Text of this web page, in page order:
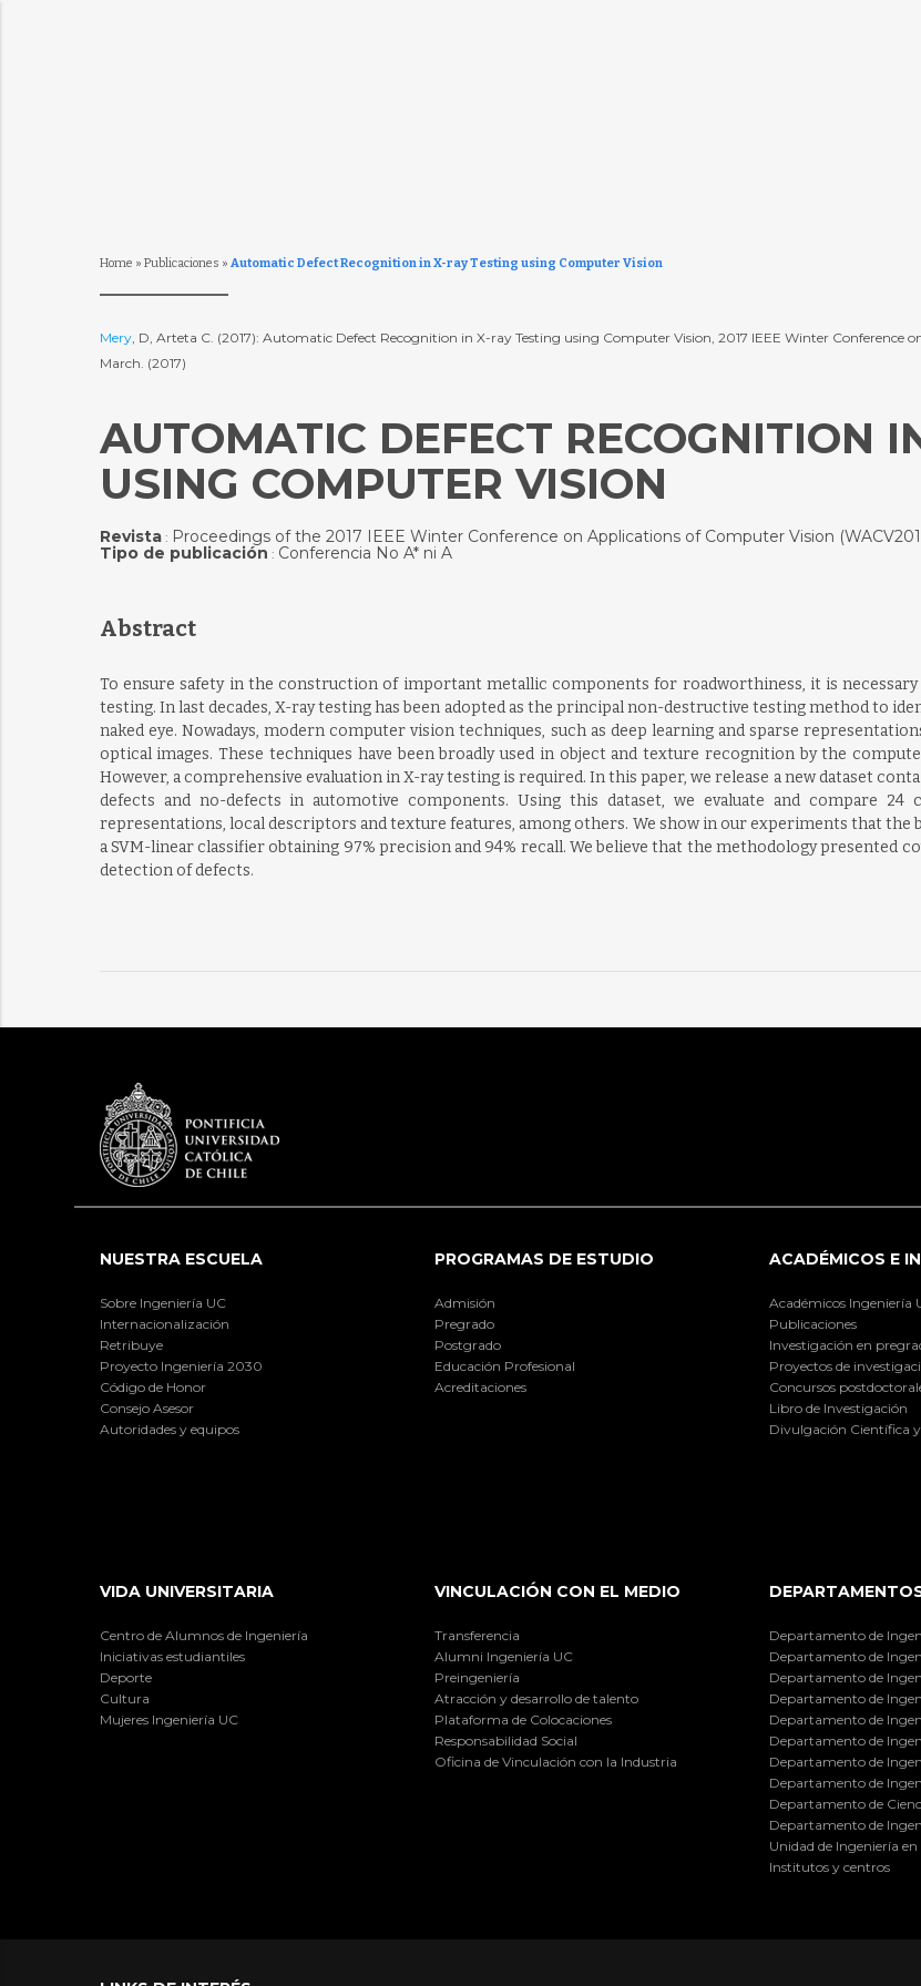
Home » Publicaciones » Automatic Defect Recognition in X-ray Testing using Computer Vision
Mery, D, Arteta C. (2017): Automatic Defect Recognition in X-ray Testing using Computer Vision, 2017 IEEE Winter Conference
March. (2017)
AUTOMATIC DEFECT RECOGNITION
USING COMPUTER VISION
Revista: Proceedings of the 2017 IEEE Winter Conference on Applications of Computer Vision
Tipo de publicación : Conferencia No A* ni A
Abstract
To ensure safety in the construction of important metallic components for roadworthiness, it is
testing. In last decades, X-ray testing has been adopted as the principal non-destructive testing method to
naked eye. Nowadays, modern computer vision techniques, such as deep learning and sparse
optical images. These techniques have been broadly used in object and texture recognition by the
However, a comprehensive evaluation in X-ray testing is required. In this paper, we release a new dataset
defects and no-defects in automotive components. Using this dataset, we evaluate and compare 24
representations, local descriptors and texture features, among others. We show in our experiments that the
a SVM-linear classifier obtaining 97% precision and 94% recall. We believe that the methodology presented
detection of defects.
NUESTRA ESCUELA
Sobre Ingeniería UC
Internacionalización
Retribuye
Proyecto Ingeniería 2030
Código de Honor
Consejo Asesor
Autoridades y equipos
PROGRAMAS DE ESTUDIO
Admisión
Pregrado
Postgrado
Educación Profesional
Acreditaciones
ACADÉMICOS E
Académicos Ingeniería
Publicaciones
Investigación en
Proyectos de
Concursos
Libro de Investigación
Divulgación Científica
VIDA UNIVERSITARIA
Centro de Alumnos de Ingeniería
Iniciativas estudiantiles
Deporte
Cultura
Mujeres Ingeniería UC
VINCULACIÓN CON EL MEDIO
Transferencia
Alumni Ingeniería UC
Preingeniería
Atracción y desarrollo de talento
Plataforma de Colocaciones
Responsabilidad Social
Oficina de Vinculación con la Industria
Departamento de
Departamento de
Departamento de
Departamento de
Departamento de
Departamento de
Departamento de
Departamento de
Departamento de
Departamento de
Unidad de Ingeniería en
Institutos y centros